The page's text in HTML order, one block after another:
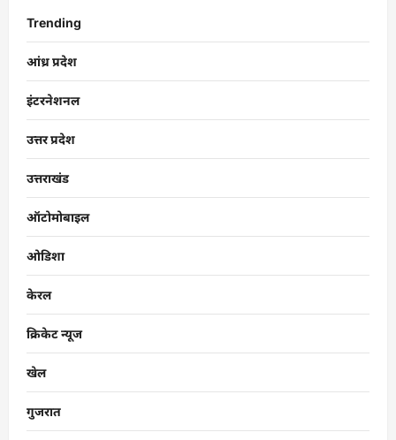
Trending
आंध्र प्रदेश
इंटरनेशनल
उत्तर प्रदेश
उत्तराखंड
ऑटोमोबाइल
ओडिशा
केरल
क्रिकेट न्यूज
खेल
गुजरात